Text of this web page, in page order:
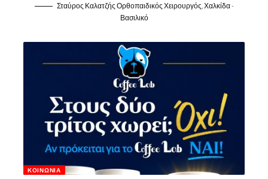
Σταύρος Καλατζής Ορθοπαιδικός Χειρουργός, Χαλκίδα -
Βασιλικό
ΚΟΙΝΩΝΊΑ